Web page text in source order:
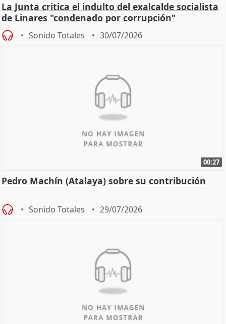
La Junta critica el indulto del exalcalde socialista
de Linares "condenado por corrupción"
Sonido Totales 30/07/2026
00:27
Pedro Machín (Atalaya) sobre su contribución
Sonido Totales 29/07/2026